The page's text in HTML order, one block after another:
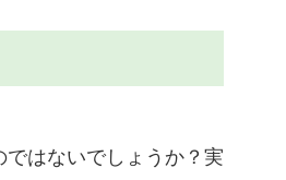
はないでしょうか？実